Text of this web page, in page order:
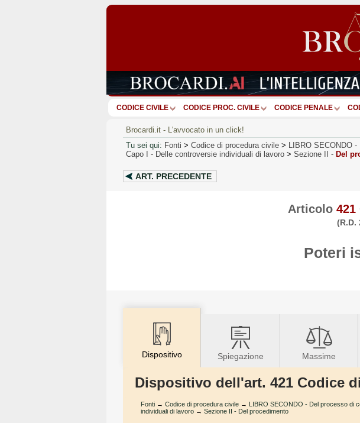
CODICE CIVILE CODICE PROC. CIVILE CODICE PENALE
Brocardi.it - L'avvocato in un click!
Tu sei qui: Fonti > Codice di procedura civile > LIBRO SECONDO -
Capo I - Delle controversie individuali di lavoro > Sezione II - Del
ART. PRECEDENTE
Articolo 421
(R.D.
Poteri
Dispositivo Spiegazione Massime
Dispositivo dell'art. 421 Codice
Fonti → Codice di procedura civile → LIBRO SECONDO - Del processo di
individuali di lavoro → Sezione II - Del procedimento